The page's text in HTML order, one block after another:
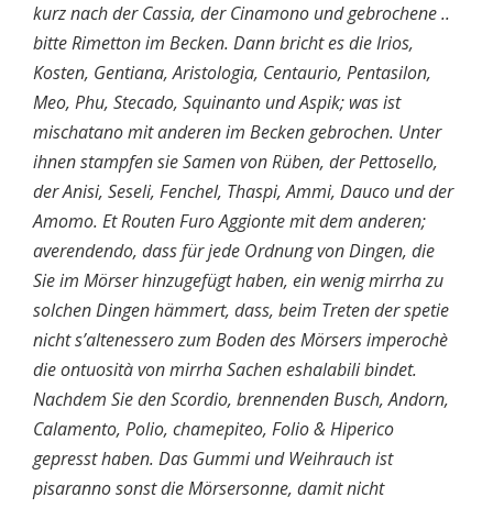
kurz nach der Cassia, der Cinamono und gebrochene ..
bitte Rimetton im Becken. Dann bricht es die Irios,
Kosten, Gentiana, Aristologia, Centaurio, Pentasilon,
Meo, Phu, Stecado, Squinanto und Aspik; was ist
mischatano mit anderen im Becken gebrochen. Unter
ihnen stampfen sie Samen von Rüben, der Pettosello,
der Anisi, Seseli, Fenchel, Thaspi, Ammi, Dauco und der
Amomo. Et Routen Furo Aggionte mit dem anderen;
averendendo, dass für jede Ordnung von Dingen, die
Sie im Mörser hinzugefügt haben, ein wenig mirrha zu
solchen Dingen hämmert, dass, beim Treten der spetie
nicht s’altenessero zum Boden des Mörsers imperochè
die ontuosità von mirrha Sachen eshalabili bindet.
Nachdem Sie den Scordio, brennenden Busch, Andorn,
Calamento, Polio, chamepiteo, Folio & Hiperico
gepresst haben. Das Gummi und Weihrauch ist
pisaranno sonst die Mörsersonne, damit nicht